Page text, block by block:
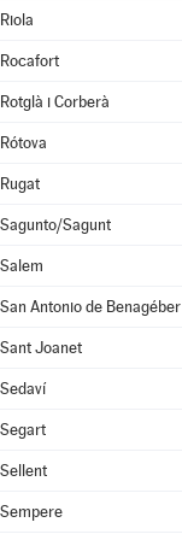
Riola
Rocafort
Rotglà i Corberà
Rótova
Rugat
Sagunto/Sagunt
Salem
San Antonio de Benagéber
Sant Joanet
Sedaví
Segart
Sellent
Sempere